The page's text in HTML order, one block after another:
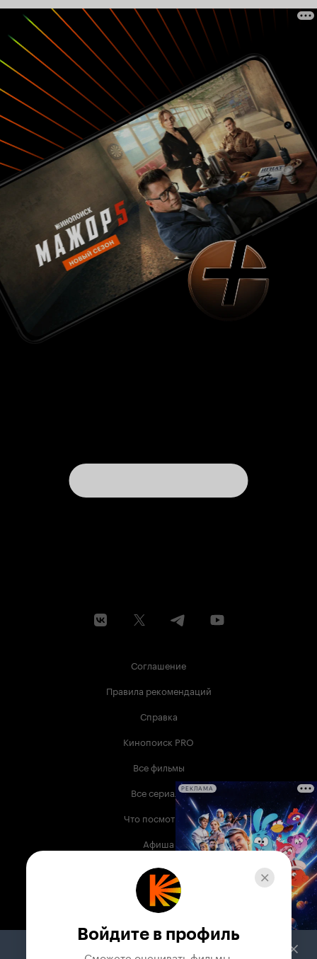
Соглашение
Правила рекомендаций
Справка
Кинопоиск PRO
Все фильмы
Все сериалы
Что посмотреть
Афиша
Музыка
Телепрограмма
Служба поддержки
РЕКЛАМА
Войдите в профиль